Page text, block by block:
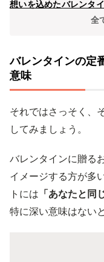
想いを込めたバレンタ
全
バレンタインの定
意味
それではさっそく、
してみましょう。
バレンタインに贈る
イメージする方が多
トには 「あなたと同
特に深い意味はない